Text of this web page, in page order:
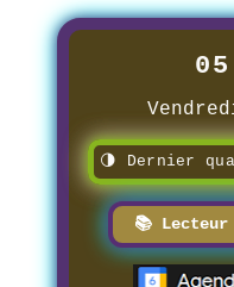
🌗 Dernier
📚 Lecteur